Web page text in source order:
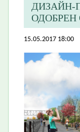
ДИЗАЙН-
15.05.2017 18:00